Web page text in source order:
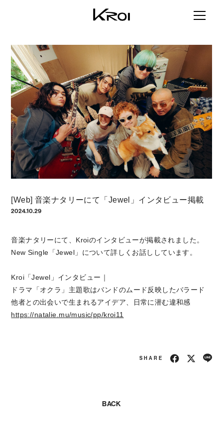
[Web] 音楽ナタリーにて「Jewel」インタビュー掲載
2024.10.29
音楽ナタリーにて、Kroiのインタビューが掲載されました。
New Single「Jewel」について詳しくお話ししています。
Kroi「Jewel」インタビュー｜
ドラマ「オクラ」主題歌はバンドのムード反映したバラード
他者との出会いで生まれるアイデア、日常に潜む違和感
https://natalie.mu/music/pp/kroi11
SHARE
BACK